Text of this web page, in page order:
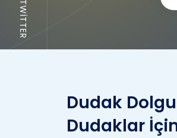
TWITTER
Dudak
Dudaklar